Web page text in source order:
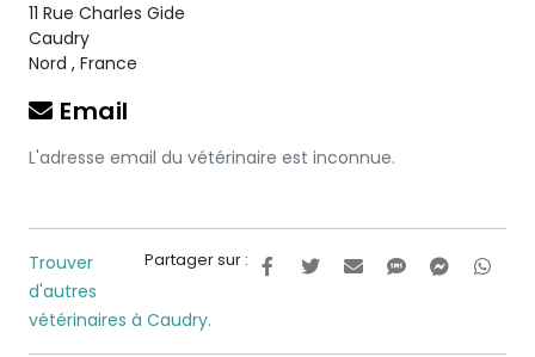
11 Rue Charles Gide
Caudry
Nord , France
Email
L'adresse email du vétérinaire est inconnue.
Partager sur :
Trouver
d'autres
vétérinaires à Caudry.